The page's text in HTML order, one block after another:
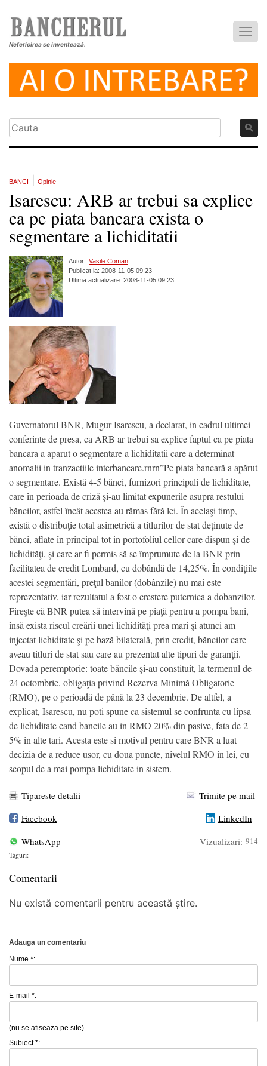
Nefericirea se inventează.
BANCI Opinie
Isarescu: ARB ar trebui sa explice
ca pe piata bancara exista o
segmentare a lichiditatii
Autor: Vasile Coman
Publicat la: 2008-11-05 09:23
Ultima actualizare: 2008-11-05 09:23
Guvernatorul BNR, Mugur Isarescu, a declarat, in cadrul ultimei
conferinte de presa, ca ARB ar trebui sa explice faptul ca pe piata
bancara a aparut o segmentare a lichiditatii care a determinat
anomalii in tranzactiile interbancare.rnrn”Pe piata bancară a apărut
o segmentare. Există 4-5 bănci, furnizori principali de lichiditate,
care în perioada de criză şi-au limitat expunerile asupra restului
băncilor, astfel încât acestea au rămas fără lei. În acelaşi timp,
există o distribuţie total asimetrică a titlurilor de stat deţinute de
bănci, aflate în principal tot in portofoliul cellor care dispun şi de
lichidităţi, şi care ar fi permis să se împrumute de la BNR prin
facilitatea de credit Lombard, cu dobândă de 14,25%. În condiţiile
acestei segmentări, preţul banilor (dobânzile) nu mai este
reprezentativ, iar rezultatul a fost o crestere puternica a dobanzilor.
Fireşte că BNR putea să intervină pe piaţă pentru a pompa bani,
însă exista riscul creării unei lichidităţi prea mari şi atunci am
injectat lichiditate şi pe bază bilaterală, prin credit, băncilor care
aveau titluri de stat sau care au prezentat alte tipuri de garanţii.
Dovada peremptorie: toate băncile şi-au constituit, la termenul de
24 octombrie, obligaţia privind Rezerva Minimă Obligatorie
(RMO), pe o perioadă de până la 23 decembrie. De altfel, a
explicat, Isarescu, nu poti spune ca sistemul se confrunta cu lipsa
de lichiditate cand bancile au in RMO 20% din pasive, fata de 2-
5% in alte tari. Acesta este si motivul pentru care BNR a luat
decizia de a reduce usor, cu doua puncte, nivelul RMO in lei, cu
scopul de a mai pompa lichiditate in sistem.
Tipareste detalii
Trimite pe mail
Facebook
LinkedIn
WhatsApp
Vizualizari: 914
Taguri:
Comentarii
Nu există comentarii pentru această știre.
Adauga un comentariu
Nume *:
E-mail *:
(nu se afiseaza pe site)
Subiect *: